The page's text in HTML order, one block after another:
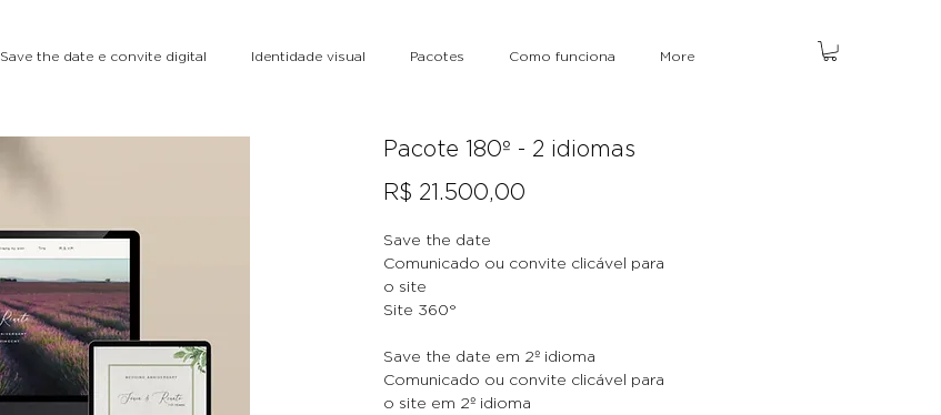
Save the date e convite digital Identidade visual Pacotes Como funciona More
Pacote 180º - 2 idiomas
R$ 21.500,00
Save the date
Comunicado ou convite clicável para
o site
Site 360°
Save the date em 2º idioma
Comunicado ou convite clicável para
o site em 2º idioma